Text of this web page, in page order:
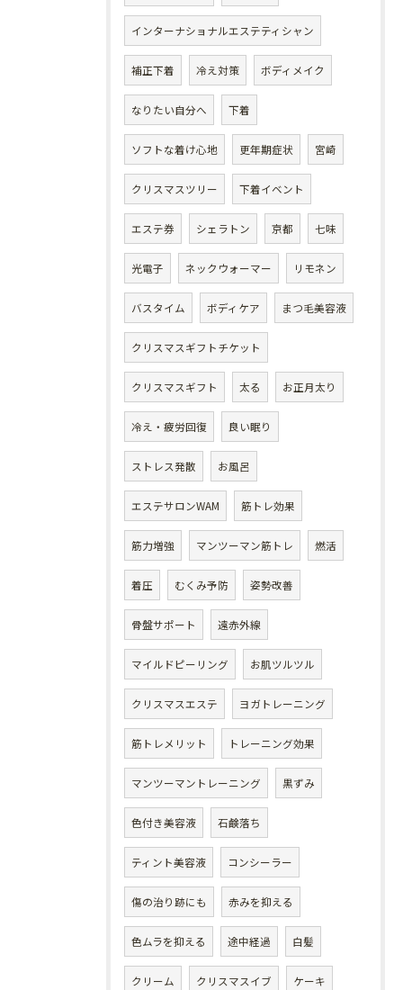
インターナショナルエステティシャン
補正下着 冷え対策 ボディメイク
なりたい自分へ 下着
ソフトな着け心地 更年期症状 宮崎
クリスマスツリー 下着イベント
エステ券 シェラトン 京都 七味
光電子 ネックウォーマー リモネン
バスタイム ボディケア まつ毛美容液
クリスマスギフトチケット
クリスマスギフト 太る お正月太り
冷え・疲労回復 良い眠り
ストレス発散 お風呂
エステサロンWAM 筋トレ効果
筋力増強 マンツーマン筋トレ 燃活
着圧 むくみ予防 姿勢改善
骨盤サポート 遠赤外線
マイルドピーリング お肌ツルツル
クリスマスエステ ヨガトレーニング
筋トレメリット トレーニング効果
マンツーマントレーニング 黒ずみ
色付き美容液 石鹸落ち
ティント美容液 コンシーラー
傷の治り跡にも 赤みを抑える
色ムラを抑える 途中経過 白髪
クリーム クリスマスイブ ケーキ